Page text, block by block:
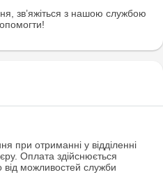
зв’яжіться з нашою службою
при отриманні у відділенні
Оплата здійснюється
від можливостей служби